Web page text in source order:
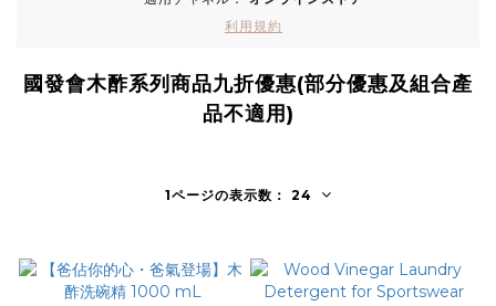
利用規約
國發會木酢系列商品九折優惠(部分優惠及組合產
品不適用)
1ページの表示数： 24